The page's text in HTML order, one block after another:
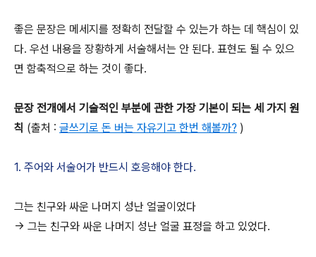
좋은 문장은 메세지를 정확히 전달할 수 있는가 하는 데 핵심이 있
다. 우선 내용을 장황하게 서술해서는 안 된다. 표현도 될 수 있으
면 함축적으로 하는 것이 좋다.
문장 전개에서 기술적인 부분에 관한 가장 기본이 되는 세 가지 원
칙 (출처 : 글쓰기로 돈 버는 자유기고 한번 해볼까? )
1. 주어와 서술어가 반드시 호응해야 한다.
그는 친구와 싸운 나머지 성난 얼굴이었다
-> 그는 친구와 싸운 나머지 성난 얼굴 표정을 하고 있었다.